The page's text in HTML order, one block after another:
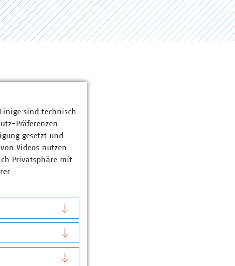
„Meistgelesen
ins Postfach.
Überblick
sind technisch
Präferenzen
gesetzt und
Videos nutzen
Privatsphäre mit